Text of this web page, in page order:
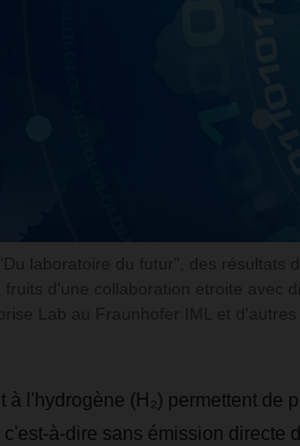
à l'hydrogène (H₂) permettent
à-dire sans émission directe